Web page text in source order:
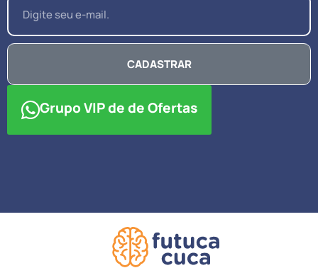
CADASTRAR
Grupo VIP de de Ofertas